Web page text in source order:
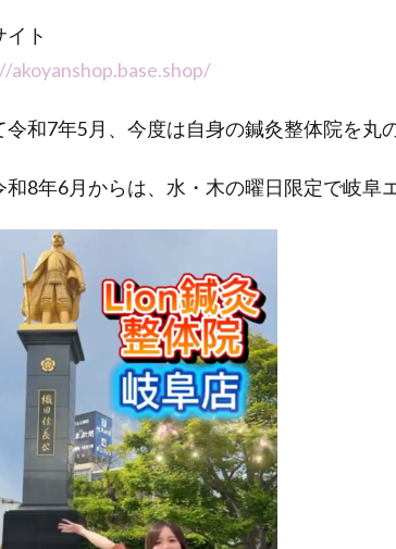
イト
akoyanshop.base.shop/
令和7年5月、今度は自身の鍼灸整体院を丸
和8年6月からは、水・木の曜日限定で岐阜